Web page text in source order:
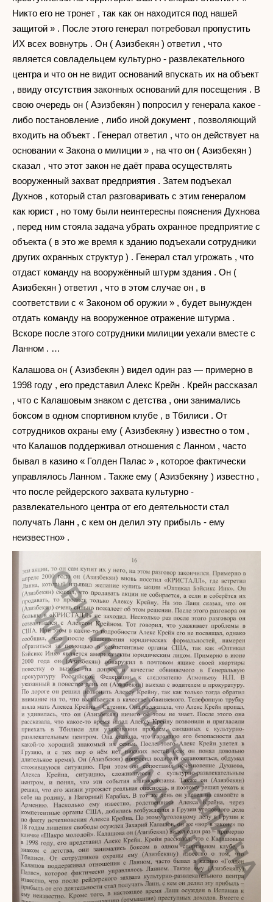
Никто его не тронет , так как он находится под нашей
защитой » . После этого генерал потребовал пропустить
ИХ всех вовнутрь . Он ( Азизбекян ) ответил , что
является совладельцем культурно - развлекательного
центра и что он не видит оснований впускать их на объект
, ввиду отсутствия законных оснований для посещения . В
свою очередь он ( Азизбекян ) попросил у генерала какое -
либо постановление , либо иной документ , позволяющий
входить на объект . Генерал ответил , что он действует на
основании « Закона о милиции » , на что он ( Азизбекян )
сказал , что этот закон не даёт права осуществлять
вооруженный захват предприятия . Затем подъехал
Духнов , который стал разговаривать с этим генералом
как юрист , но тому были неинтересны пояснения Духнова
, перед ним стояла задача убрать охранное предприятие с
объекта ( в это же время к зданию подъехали сотрудники
других охранных структур ) . Генерал стал угрожать , что
отдаст команду на вооружённый штурм здания . Он (
Азизбекян ) ответил , что в этом случае он , в
соответствии с « Законом об оружии » , будет вынужден
отдать команду на вооруженное отражение штурма .
Вскоре после этого сотрудники милиции уехали вместе с
Ланном . …
Калашова он ( Азизбекян ) видел один раз — примерно в
1998 году , его представил Алекс Крейн . Крейн рассказал
, что с Калашовым знаком с детства , они занимались
боксом в одном спортивном клубе , в Тбилиси . От
сотрудников охраны ему ( Азизбекяну ) известно о том ,
что Калашов поддерживал отношения с Ланном , часто
бывал в казино « Голден Палас » , которое фактически
управлялось Ланном . Также ему ( Азизбекяну ) известно ,
что после рейдерского захвата культурно -
развлекательного центра от его деятельности стал
получать Ланн , с кем он делил эту прибыль - ему
неизвестно» .